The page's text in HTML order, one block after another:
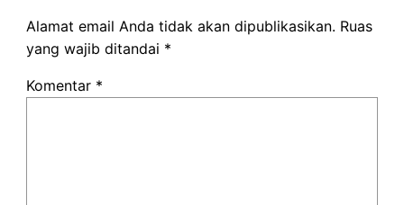
Alamat email Anda tidak akan dipublikasikan. Ruas
yang wajib ditandai *
Komentar *